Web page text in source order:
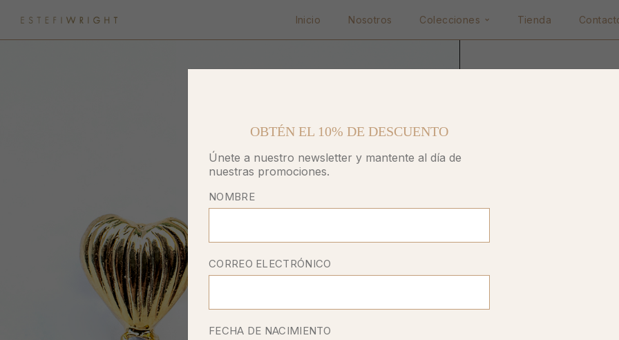
Inicio Nosotros Colecciones Tienda
Mini
Corazon
OBTÉN EL 10% DE DESCUENTO
Únete a nuestro newsletter y mantente al día de
nuestras promociones.
NOMBRE
CORREO ELECTRÓNICO
FECHA DE NACIMIENTO